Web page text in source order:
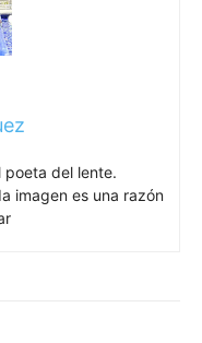
poeta del lente.
imagen es una razón